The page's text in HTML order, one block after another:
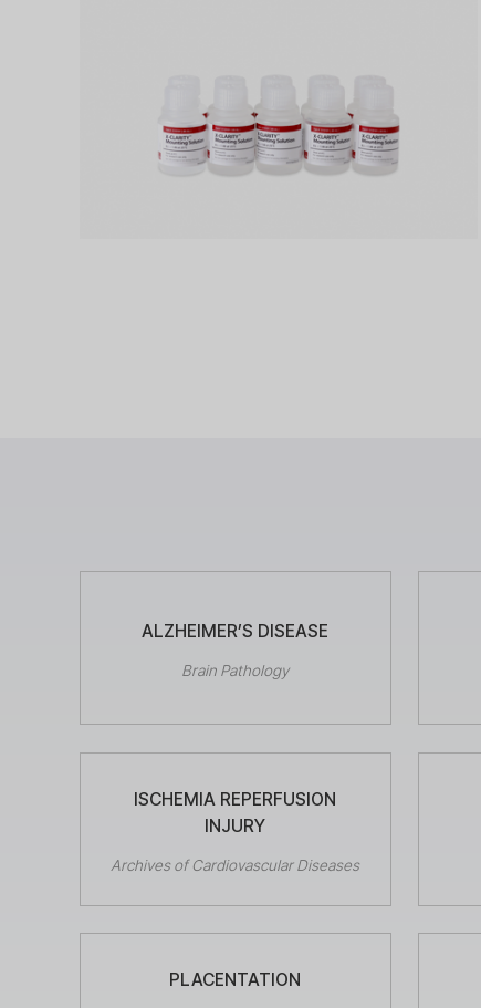
ALZHEIMER’S DISEASE
Brain Pathology
ISCHEMIA REPERFUSION
INJURY
Archives of Cardiovascular Diseases
PLACENTATION